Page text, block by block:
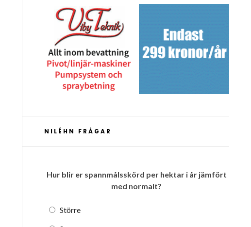
NILÉHN FRÅGAR
Hur blir er spannmålsskörd per hektar i år jämfört
med normalt?
Större